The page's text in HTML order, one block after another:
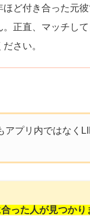
ど付き合った元
正直、マッチし
さい。
プリ内ではなく
った人が見つかり